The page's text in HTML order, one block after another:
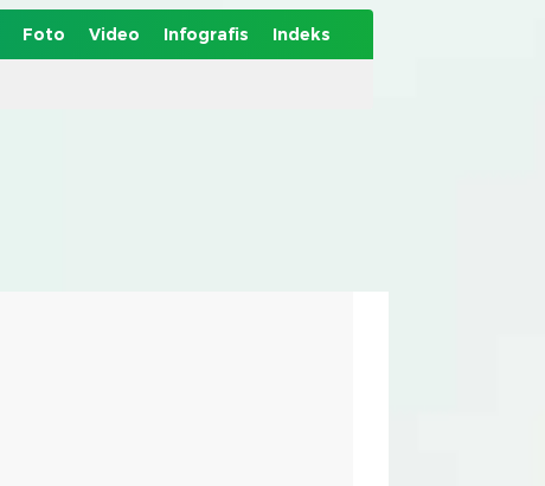
Foto Video Infografis Indeks